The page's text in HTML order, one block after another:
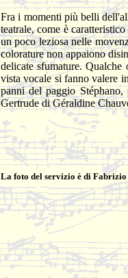
Fra i momenti più belli
teatrale, come è
un poco leziosa nelle
colorature non appaiono
delicate sfumature.
vista vocale si fanno valere
panni del paggio
Gertrude di Géraldine
La foto del servizio è di Fabrizio